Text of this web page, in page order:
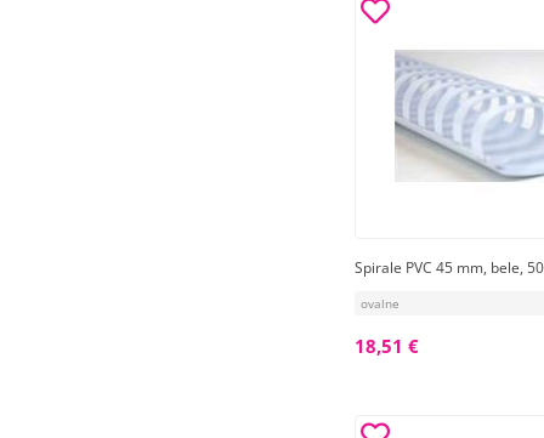
Spirale PVC 45 mm, bele,
ovalne
18,51 €